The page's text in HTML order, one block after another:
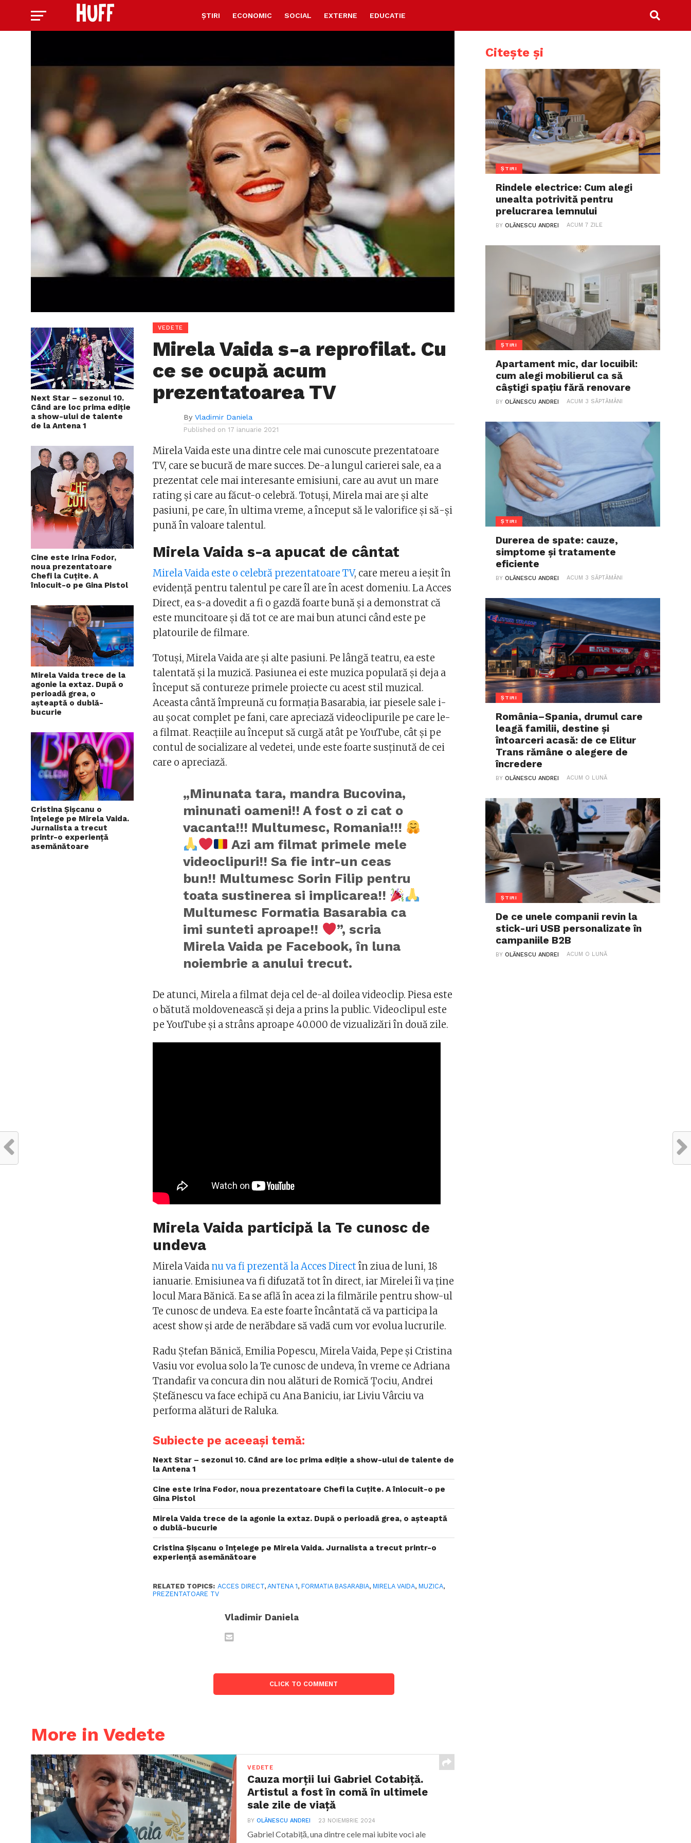
ȘTIRI ECONOMIC SOCIAL EXTERNE EDUCATIE
Next Star – sezonul 10.
Când are loc prima ediție
a show-ului de talente
de la Antena 1
Cine este Irina Fodor,
noua prezentatoare
Chefi la Cuțite. A
înlocuit-o pe Gina Pistol
Mirela Vaida trece de la
agonie la extaz. După o
perioadă grea, o
așteaptă o dublă-
bucurie
Cristina Șișcanu o
înțelege pe Mirela Vaida.
Jurnalista a trecut
printr-o experiență
asemănătoare
VEDETE
Mirela Vaida s-a reprofilat. Cu
ce se ocupă acum
prezentatoarea TV
By Vladimir Daniela
Published on 17 ianuarie 2021
Mirela Vaida este una dintre cele mai cunoscute prezentatoare
TV, care se bucură de mare succes. De-a lungul carierei sale, ea a
prezentat cele mai interesante emisiuni, care au avut un mare
rating și care au făcut-o celebră. Totuși, Mirela mai are și alte
pasiuni, pe care, în ultima vreme, a început să le valorifice și să-și
pună în valoare talentul.
Mirela Vaida s-a apucat de cântat
Mirela Vaida este o celebră prezentatoare TV, care mereu a ieșit în
evidență pentru talentul pe care îl are în acest domeniu. La Acces
Direct, ea s-a dovedit a fi o gazdă foarte bună și a demonstrat că
este muncitoare și dă tot ce are mai bun atunci când este pe
platourile de filmare.
Totuși, Mirela Vaida are și alte pasiuni. Pe lângă teatru, ea este
talentată și la muzică. Pasiunea ei este muzica populară și deja a
început să contureze primele proiecte cu acest stil muzical.
Aceasta cântă împreună cu formația Basarabia, iar piesele sale i-
au șocat complet pe fani, care apreciază videoclipurile pe care le-
a filmat. Reacțiile au început să curgă atât pe YouTube, cât și pe
contul de socializare al vedetei, unde este foarte susținută de cei
care o apreciază.
„Minunata tara, mandra Bucovina,
minunati oameni!! A fost o zi cat o
vacanta!!! Multumesc, Romania!!!
Azi am filmat primele mele
videoclipuri!! Sa fie intr-un ceas
bun!! Multumesc Sorin Filip pentru
toata sustinerea si implicarea!!
Multumesc Formatia Basarabia ca
imi sunteti aproape!!
”, scria
Mirela Vaida pe Facebook, în luna
noiembrie a anului trecut.
De atunci, Mirela a filmat deja cel de-al doilea videoclip. Piesa este
o bătută moldovenească și deja a prins la public. Videoclipul este
pe YouTube și a strâns aproape 40.000 de vizualizări în două zile.
Mirela Vaida participă la Te cunosc de
undeva
Mirela Vaida nu va fi prezentă la Acces Direct în ziua de luni, 18
ianuarie. Emisiunea va fi difuzată tot în direct, iar Mirelei îi va ține
locul Mara Bănică. Ea se află în acea zi la filmările pentru show-ul
Te cunosc de undeva. Ea este foarte încântată că va participa la
acest show și arde de nerăbdare să vadă cum vor evolua lucrurile.
Radu Ştefan Bănică, Emilia Popescu, Mirela Vaida, Pepe şi Cristina
Vasiu vor evolua solo la Te cunosc de undeva, în vreme ce Adriana
Trandafir va concura din nou alături de Romică Ţociu, Andrei
Ştefănescu va face echipă cu Ana Baniciu, iar Liviu Vârciu va
performa alături de Raluka.
Subiecte pe aceeași temă:
Next Star – sezonul 10. Când are loc prima ediție a show-ului de talente de
la Antena 1
Cine este Irina Fodor, noua prezentatoare Chefi la Cuțite. A înlocuit-o pe
Gina Pistol
Mirela Vaida trece de la agonie la extaz. După o perioadă grea, o așteaptă
o dublă-bucurie
Cristina Șișcanu o înțelege pe Mirela Vaida. Jurnalista a trecut printr-o
experiență asemănătoare
RELATED TOPICS: ACCES DIRECT,ANTENA 1,FORMATIA BASARABIA,MIRELA VAIDA,MUZICA,
PREZENTATOARE TV
Vladimir Daniela
CLICK TO COMMENT
More in Vedete
VEDETE
Cauza morții lui Gabriel Cotabiță.
Artistul a fost în comă în ultimele
sale zile de viață
BYOLĂNESCU ANDREI 23 NOIEMBRIE 2024
Gabriel Cotabiță, una dintre cele mai iubite voci ale
Citește și
ȘTIRI
Rindele electrice: Cum alegi
unealta potrivită pentru
prelucrarea lemnului
BYOLĂNESCU ANDREI ACUM 7 ZILE
ȘTIRI
Apartament mic, dar locuibil:
cum alegi mobilierul ca să
câștigi spațiu fără renovare
BYOLĂNESCU ANDREI ACUM 3 SĂPTĂMÂNI
ȘTIRI
Durerea de spate: cauze,
simptome și tratamente
eficiente
BYOLĂNESCU ANDREI ACUM 3 SĂPTĂMÂNI
ȘTIRI
România–Spania, drumul care
leagă familii, destine și
întoarceri acasă: de ce Elitur
Trans rămâne o alegere de
încredere
BYOLĂNESCU ANDREI ACUM O LUNĂ
ȘTIRI
De ce unele companii revin la
stick-uri USB personalizate în
campaniile B2B
BYOLĂNESCU ANDREI ACUM O LUNĂ